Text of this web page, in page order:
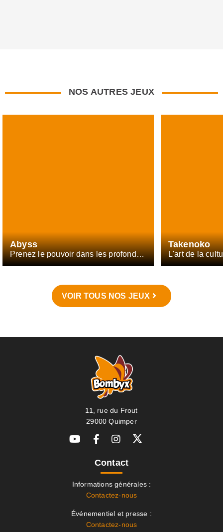
NOS AUTRES JEUX
Abyss
Prenez le pouvoir dans les profondeurs
Takenoko
L'art de la
VOIR TOUS NOS JEUX
11, rue du Frout
29000 Quimper
Contact
Informations générales :
Contactez-nous
Événementiel et presse :
Contactez-nous